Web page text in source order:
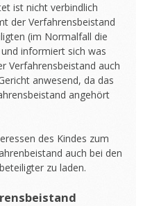
ist nicht verbindlich
der Verfahrensbeistand
(im Normalfall die
informiert sich was
Verfahrensbeistand auch
anwesend, da das
angehört
des Kindes zum
auch bei den
zu laden.